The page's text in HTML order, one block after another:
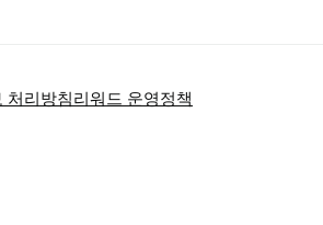
처리방침리워드 운영정책